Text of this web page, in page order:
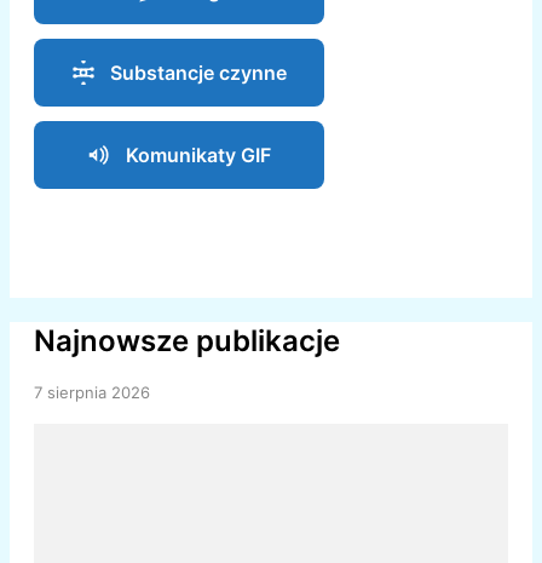
Substancje czynne
Komunikaty GIF
Najnowsze publikacje
7 sierpnia 2026